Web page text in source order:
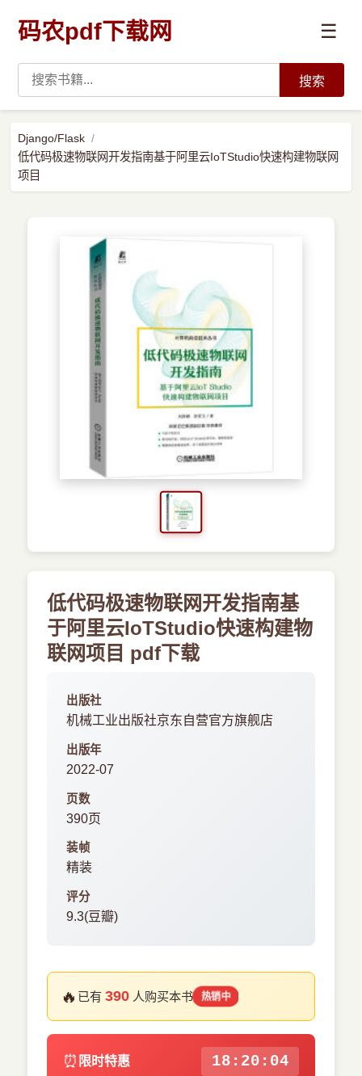
码农pdf下载网 ☰
数据科学与人工智能
搜索
Django/Flask
低代码极速物联网开发指南基于阿里云IoTStudio快速构建物联网
项目
低代码极速物联网开发指南基
于阿里云IoTStudio快速构建物
联网项目 pdf下载
出版社
机械工业出版社京东自营官方旗舰店
出版年
2022-07
页数
390页
装帧
精装
评分
9.3(豆瓣)
🔥 已有390 人购买本书 热销中
⏰ 限时特惠 18:20:04